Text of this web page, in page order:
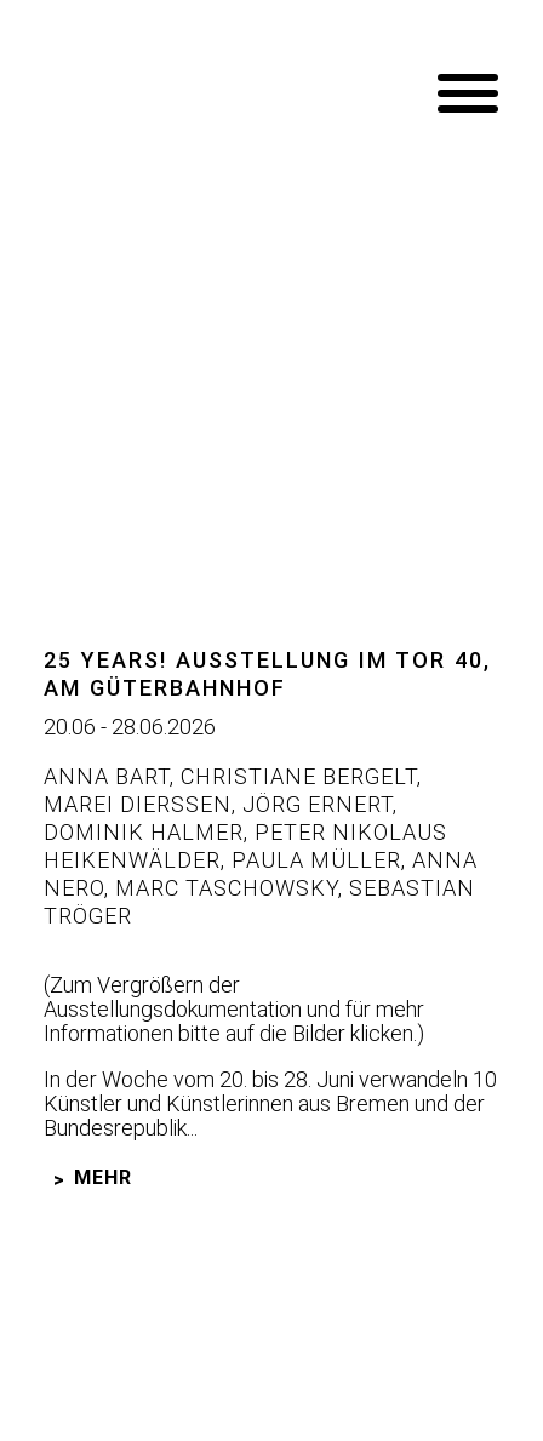
25 YEARS! AUSSTELLUNG IM TOR 40,
AM GÜTERBAHNHOF
20.06 - 28.06.2026
ANNA BART, CHRISTIANE BERGELT,
MAREI DIERSSEN
, JÖRG ERNERT,
DOMINIK HALMER, PETER NIKOLAUS
HEIKENWÄLDER, PAULA MÜLLER, ANNA
NERO, MARC TASCHOWSKY, SEBASTIAN
TRÖGER
(Zum Vergrößern der
Ausstellungsdokumentation und für mehr
Informationen bitte auf die Bilder klicken.)
In der Woche vom 20. bis 28. Juni verwandeln 10
Künstler und Künstlerinnen aus Bremen und der
Bundesrepublik...
MEHR